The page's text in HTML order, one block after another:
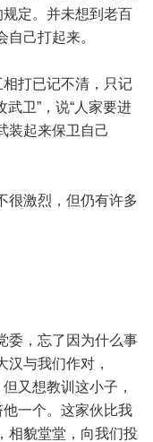
规定。并未想到老百
己打起来。
打已记不清，只记
武卫”，说“人家要进
装起来保卫自己
激烈，但仍有许多
委，忘了因为什么事
与我们作对，
又想教训这小子，
他一个。这家伙比我
相貌堂堂，向我们投